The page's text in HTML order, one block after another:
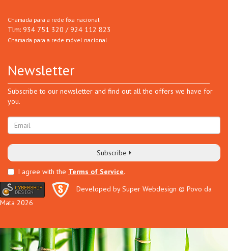
Chamada para a rede fixa nacional
Tlm: 934 751 320 / 924 112 823
Chamada para a rede móvel nacional
Newsletter
Subscribe to our newsletter and find out all the offers we have for
you.
Subscribe
I agree with the Terms of Service.
Developed by Super Webdesign © Povo da
Mata 2026